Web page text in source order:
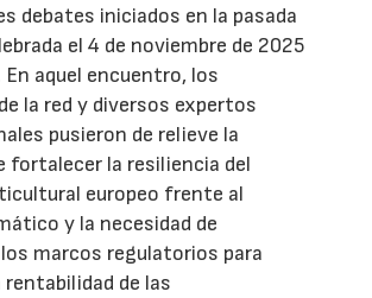
debates iniciados en la pasada
el 4 de noviembre de 2025
En aquel encuentro, los
la red y diversos expertos
pusieron de relieve la
fortalecer la resiliencia del
europeo frente al
y la necesidad de
marcos regulatorios para
rentabilidad de las